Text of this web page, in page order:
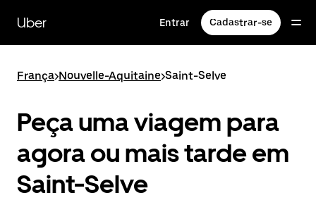
para
conteúdo
Uber Entrar Cadastrar-se
França>Nouvelle-Aquitaine>Saint-Selve
Peça uma viagem para
agora ou mais tarde em
Saint-Selve